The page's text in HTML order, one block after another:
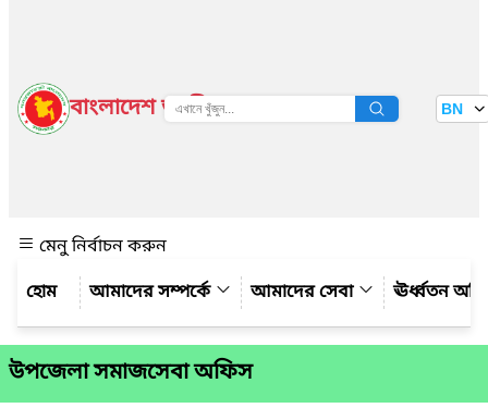
বাংলাদেশ জাতীয় তথ্য বাতায়ন BN
মেনু নির্বাচন করুন
আমাদের সম্পর্কে
আমাদের সেবা ঊর্ধ্বতন
উপজেলা সমাজসেবা অফিস